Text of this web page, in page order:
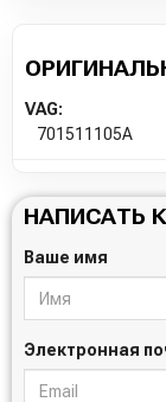
VAG:
701511105A
НАПИСАТЬ
Ваше имя
Электронная